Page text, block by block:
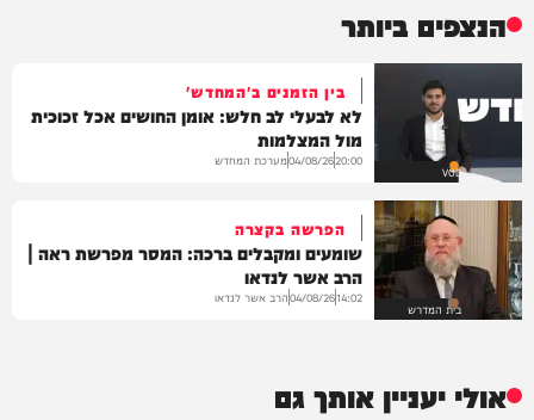
הנצפים ביותר
VOD
בין הזמנים ב'המחדש'
לא לבעלי לב חלש: אומן החושים אכל זכוכית
מול המצלמות
20:00
04/08/26מערכת המחדש
בית המדרש
הפרשה בקצרה
שומעים ומקבלים ברכה: המסר מפרשת ראה |
הרב אשר לנדאו
14:02
04/08/26הרב אשר לנדאו
אולי יעניין אותך גם